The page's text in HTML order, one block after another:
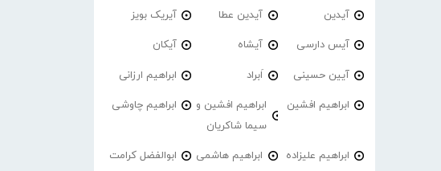
آیدین آیدین عطا آیریک بویز
آیس دارسی آیشاه آیکان
آیین حسینی اَبراد ابراهیم ارزانی
ابراهیم افشین
ابراهیم افشین و
سیما شاکریان
ابراهیم چاوشی
ابراهیم علیزاده ابراهیم هاشمی ابوالفضل کرامت